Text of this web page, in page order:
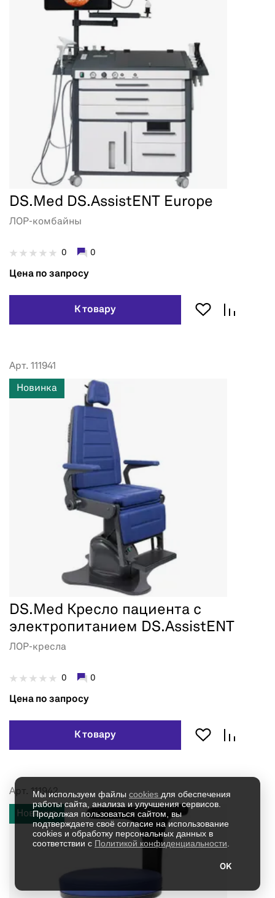
DS.Med DS.AssistENT Europe
ЛОР-комбайны
0 0
Цена по запросу
К товару
Арт. 111941
Новинка
DS.Med Кресло пациента с
электропитанием DS.AssistENT
ЛОР-кресла
0 0
Цена по запросу
К товару
Арт. 111942
Новинка
Мы используем файлы cookies для обеспечения
работы сайта, анализа и улучшения сервисов.
Продолжая пользоваться сайтом, вы
подтверждаете своё согласие на использование
cookies и обработку персональных данных в
соответствии с Политикой конфиденциальности
OK